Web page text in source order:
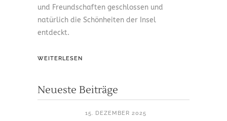
und Freundschaften geschlossen und
natürlich die Schönheiten der Insel
entdeckt.
WEITERLESEN
Neueste Beiträge
15. DEZEMBER 2025